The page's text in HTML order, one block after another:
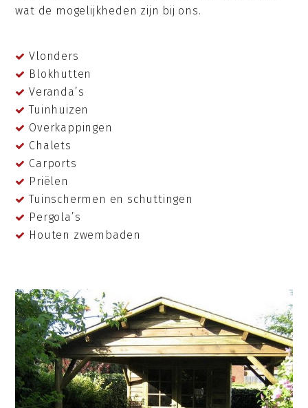
wat de mogelijkheden zijn bij ons.
Vlonders
Blokhutten
Veranda’s
Tuinhuizen
Overkappingen
Chalets
Carports
Priëlen
Tuinschermen en schuttingen
Pergola’s
Houten zwembaden